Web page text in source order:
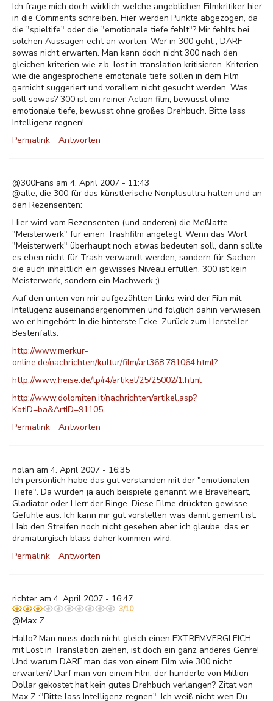
Ich frage mich doch wirklich welche angeblichen Filmkritiker hier
in die Comments schreiben. Hier werden Punkte abgezogen, da
die "spieltife" oder die "emotionale tiefe fehlt"? Mir fehlts bei
solchen Aussagen echt an worten. Wer in 300 geht , DARF
sowas nicht erwarten. Man kann doch nicht 300 nach den
gleichen kriterien wie z.b. lost in translation kritisieren. Kriterien
wie die angesprochene emotonale tiefe sollen in dem Film
garnicht suggeriert und vorallem nicht gesucht werden. Was
soll sowas? 300 ist ein reiner Action film, bewusst ohne
emotionale tiefe, bewusst ohne großes Drehbuch. Bitte lass
Intelligenz regnen!
Permalink
Antworten
@300Fans am 4. April 2007 - 11:43
@alle, die 300 für das künstlerische Nonplusultra halten und an
den Rezensenten:
Hier wird vom Rezensenten (und anderen) die Meßlatte
"Meisterwerk" für einen Trashfilm angelegt. Wenn das Wort
"Meisterwerk" überhaupt noch etwas bedeuten soll, dann sollte
es eben nicht für Trash verwandt werden, sondern für Sachen,
die auch inhaltlich ein gewisses Niveau erfüllen. 300 ist kein
Meisterwerk, sondern ein Machwerk ;).
Auf den unten von mir aufgezählten Links wird der Film mit
Intelligenz auseinandergenommen und folglich dahin verwiesen,
wo er hingehört: In die hinterste Ecke. Zurück zum Hersteller.
Bestenfalls.
http://www.merkur-
online.de/nachrichten/kultur/film/art368,781064.html?…
http://www.heise.de/tp/r4/artikel/25/25002/1.html
http://www.dolomiten.it/nachrichten/artikel.asp?
KatID=ba&ArtID=91105
Permalink
Antworten
nolan am 4. April 2007 - 16:35
Ich persönlich habe das gut verstanden mit der "emotionalen
Tiefe". Da wurden ja auch beispiele genannt wie Braveheart,
Gladiator oder Herr der Ringe. Diese Filme drückten gewisse
Gefühle aus. Ich kann mir gut vorstellen was damit gemeint ist.
Hab den Streifen noch nicht gesehen aber ich glaube, das er
dramaturgisch blass daher kommen wird.
Permalink
Antworten
richter am 4. April 2007 - 16:47
3/10
@Max Z
Hallo? Man muss doch nicht gleich einen EXTREMVERGLEICH
mit Lost in Translation ziehen, ist doch ein ganz anderes Genre!
Und warum DARF man das von einem Film wie 300 nicht
erwarten? Darf man von einem Film, der hunderte von Million
Dollar gekostet hat kein gutes Drehbuch verlangen? Zitat von
Max Z :"Bitte lass Intelligenz regnen". Ich weiß nicht wen Du